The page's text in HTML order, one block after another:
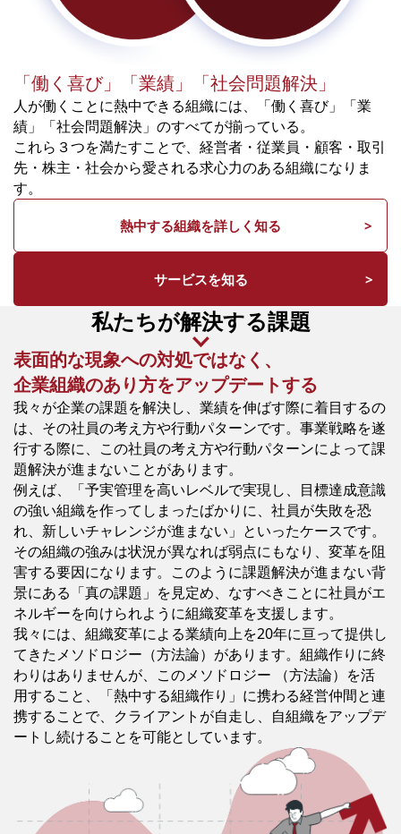
「働く喜び」「業績」「社会問題解決」
人が働くことに熱中できる組織には、「働く喜び」「業
績」「社会問題解決」のすべてが揃っている。
これら３つを満たすことで、経営者・従業員・顧客・取引
先・株主・社会から愛される求心力のある組織になりま
す。
熱中する組織を詳しく知る
サービスを知る
私たちが解決する課題
表面的な現象への対処ではなく、
企業組織のあり方をアップデートする
我々が企業の課題を解決し、業績を伸ばす際に着目するの
は、その社員の考え方や行動パターンです。事業戦略を遂
行する際に、この社員の考え方や行動パターンによって課
題解決が進まないことがあります。
例えば、「予実管理を高いレベルで実現し、目標達成意識
の強い組織を作ってしまったばかりに、社員が失敗を恐
れ、新しいチャレンジが進まない」といったケースです。
その組織の強みは状況が異なれば弱点にもなり、変革を阻
害する要因になります。このように課題解決が進まない背
景にある「真の課題」を見定め、なすべきことに社員がエ
ネルギーを向けられように組織変革を支援します。
我々には、組織変革による業績向上を20年に亘って提供し
てきたメソドロジー（方法論）があります。組織作りに終
わりはありませんが、このメソドロジー （方法論）を活
用すること、「熱中する組織作り」に携わる経営仲間と連
携することで、クライアントが自走し、自組織をアップデ
ートし続けることを可能としています。